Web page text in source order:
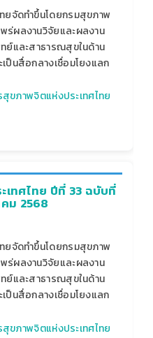
ยจัดทำขึ้นโดยกรมสุขภาพ
ร่ผลงานวิจัยและผลงาน
ย์และสาธารณสุขในด้าน
ป็นสื่อกลางเชื่อมโยงแลก
สุขภาพจิตแห่งประเทศไทย
เทศไทย ปีที่ 33 ฉบับที่
ม 2568
ยจัดทำขึ้นโดยกรมสุขภาพ
ร่ผลงานวิจัยและผลงาน
ย์และสาธารณสุขในด้าน
ป็นสื่อกลางเชื่อมโยงแลก
สุขภาพจิตแห่งประเทศไทย